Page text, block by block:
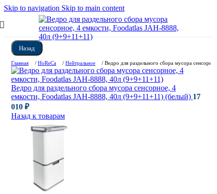
Skip to navigation Skip to main content
Назад
Главная / HoReCa / Нейтральное / Ведро для раздельного сбора мусора
Ведро для раздельного сбора мусора сенсорное, 4
емкости, Foodatlas JAH-8888, 40л (9+9+11+11) (белый) 17
010 ₽
Назад к товарам